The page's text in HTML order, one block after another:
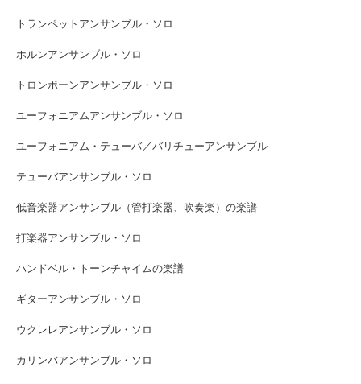
トランペットアンサンブル・ソロ
ホルンアンサンブル・ソロ
トロンボーンアンサンブル・ソロ
ユーフォニアムアンサンブル・ソロ
ユーフォニアム・テューバ／バリチューアンサンブル
テューバアンサンブル・ソロ
低音楽器アンサンブル（管打楽器、吹奏楽）の楽譜
打楽器アンサンブル・ソロ
ハンドベル・トーンチャイムの楽譜
ギターアンサンブル・ソロ
ウクレレアンサンブル・ソロ
カリンバアンサンブル・ソロ